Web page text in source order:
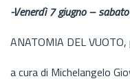
-Venerdì 7 giugno –
ANATOMIA DEL
a cura di Michelangelo